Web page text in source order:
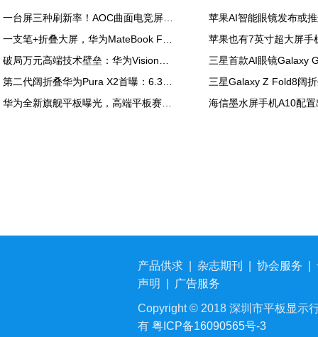
产品供求 杂志期刊 协会服务
声明
广告服务
Copyright © 2018 深圳市平板显示
有 粤ICP备16090565号-3